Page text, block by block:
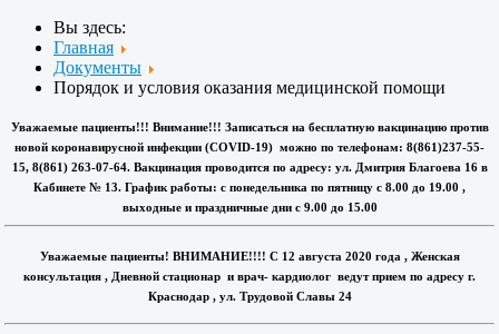
Вы здесь:
Главная
Документы
Порядок и условия оказания медицинской помощи
Уважаемые пациенты!!! Внимание!!! Записаться на бесплатную вакцинацию против
новой коронавирусной инфекции (COVID-19) можно по телефонам: 8(861)237-55-
15, 8(861) 263-07-64. Вакцинация проводится по адресу: ул. Дмитрия Благоева 16 в
Кабинете № 13. График работы: с понедельника по пятницу с 8.00 до 19.00 ,
выходные и праздничные дни с 9.00 до 15.00
Уважаемые пациенты! ВНИМАНИЕ!!!! С 12 августа 2020 года , Женская
консультация , Дневной стационар и врач- кардиолог ведут прием по адресу г.
Краснодар , ул. Трудовой Славы 24